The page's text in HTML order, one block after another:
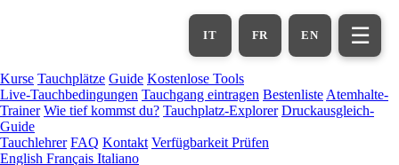
EN
FR
IT ☰
Kurse Tauchplätze Guide Kostenlose Tools
Live-Tauchbedingungen Tauchgang eintragen Bestenliste Atemhalte-
Trainer Wie tief kommst du? Tauchplatz-Explorer Druckausgleich-
Guide
Tauchlehrer FAQ Kontakt Verfügbarkeit Prüfen
English Français Italiano